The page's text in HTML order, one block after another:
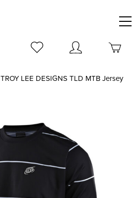
TROY LEE DESIGNS TLD MTB Jersey